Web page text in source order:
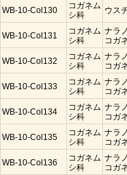
WB-10-Col130
コガネム
シ科
ウス
WB-10-Col131
コガネム
シ科
ナラ
コガ
WB-10-Col132
コガネム
シ科
ナラ
コガ
WB-10-Col133
コガネム
シ科
ナラ
コガ
WB-10-Col134
コガネム
シ科
ナラ
コガ
WB-10-Col135
コガネム
シ科
ナラ
コガ
WB-10-Col136
コガネム
シ科
ナラ
コガ